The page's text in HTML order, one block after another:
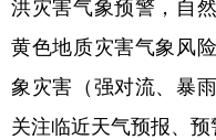
彩票 娱乐
公益 一带一
黄色地质灾害气象风
象灾害（强对流、暴
关注临近天气预报、预